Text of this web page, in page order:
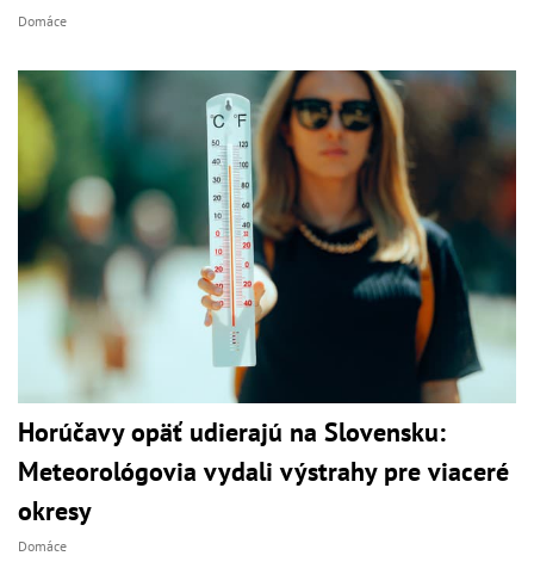
Domáce
Horúčavy opäť udierajú na Slovensku:
Meteorológovia vydali výstrahy pre viaceré
okresy
Domáce